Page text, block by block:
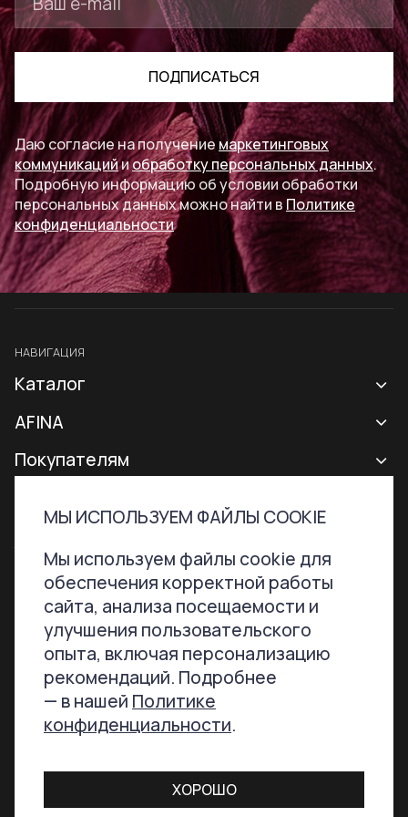
МЫ ИСПОЛЬЗУЕМ ФАЙЛЫ COOKIE
Мы используем файлы cookie для
обеспечения корректной работы
сайта, анализа посещаемости и
улучшения пользовательского
опыта, включая персонализацию
рекомендаций. Подробнее
— в нашей Политике
конфиденциальности.
ХОРОШО
ПОДПИСАТЬСЯ
Даю согласие на получениемаркетинговых
коммуникацийиобработку персональных данных.
Подробную информацию об условии обработки
персональных данных можно найти в Политике
конфиденциальности
НАВИГАЦИЯ
Каталог
Новая коллекция
Все сумки
Аксессуары
Сертификаты
AFINA
О бренде
Покупателям
Гарантии и возврат
Программа лояльности
Уход за сумками
Акции
Контактная информация
ТЕЛЕФОН
+7 800 707-76-51
ПОЧТА
hello@afinabags.ru
МЫ В СОЦСЕТЯХ
Условия продажи товара в